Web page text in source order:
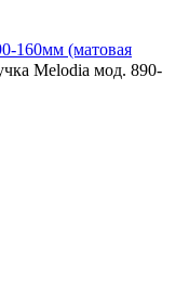
160мм (матовая
Melodia мод. 890-